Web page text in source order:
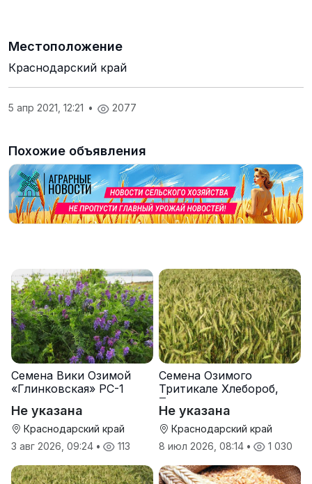
Местоположение
Краснодарский край
5 апр 2021, 12:21 • 2077
Похожие объявления
Семена Вики Озимой
«Глинковская» РС-1
Не указана
Краснодарский край
3 авг 2026, 09:24 • 113
Семена Озимого
Тритикале Хлебороб,
Тихон
Не указана
Краснодарский край
8 июл 2026, 08:14 • 1 030